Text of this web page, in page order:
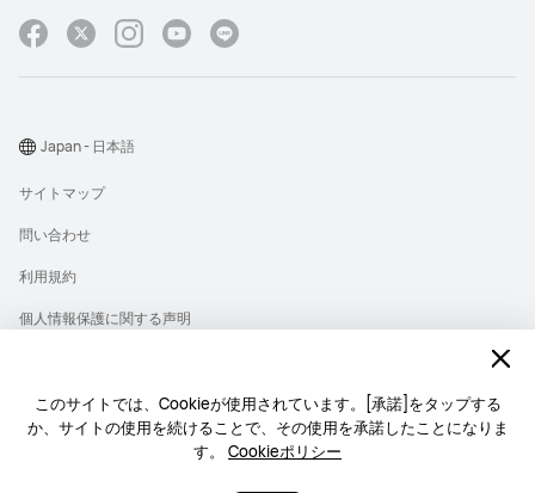
このサイトでは、Cookieが使用されています。[承諾]をタップする
か、サイトの使用を続けることで、その使用を承諾したことになりま
す。 Cookieポリシー
サイトマップ
問い合わせ
利用規約
個人情報保護に関する声明
クッキー
Japan - 日本語